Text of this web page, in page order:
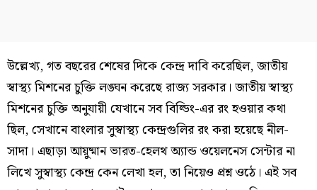
উল্লেখ্য, গত বছরের শেষের দিকে কেন্দ্র দাবি করেছিল, জাতীয়
স্বাস্থ্য মিশনের চুক্তি লঙ্ঘন করেছে রাজ্য সরকার। জাতীয় স্বাস্থ্য
মিশনের চুক্তি অনুযায়ী যেখানে সব বিল্ডিং-এর রং হওয়ার কথা
ছিল, সেখানে বাংলার সুস্বাস্থ্য কেন্দ্রগুলির রং করা হয়েছে নীল-
সাদা। এছাড়া আয়ুষ্মান ভারত-হেলথ অ্যান্ড ওয়েলনেস সেন্টার না
লিখে সুস্বাস্থ্য কেন্দ্র কেন লেখা হল, তা নিয়েও প্রশ্ন ওঠে। এই সব